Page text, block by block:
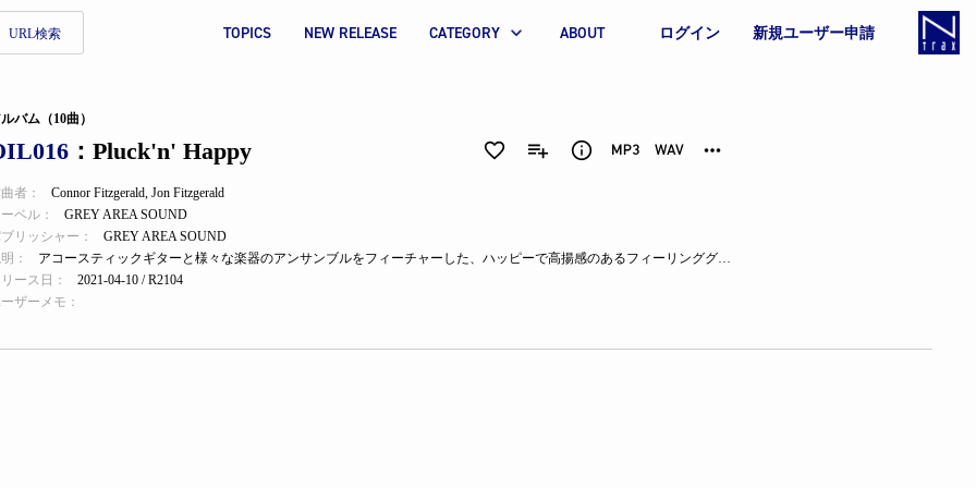
URL検索 TOPICS NEW RELEASE CATEGORY ABOUT ログイン 新規ユーザー申請
バム（10曲）
：Pluck'n' Happy
者： Connor Fitzgerald, Jon Fitzgerald
ベル：
GREY AREA SOUND
リッシャー：
GREY AREA SOUND
：
アコースティックギターと様々な楽器のアンサンブルをフィーチャーした、ハッピーで高揚感のあるフィーリンググッドなトラック
ース日：
2021-04-10 / R2104
ザーメモ：